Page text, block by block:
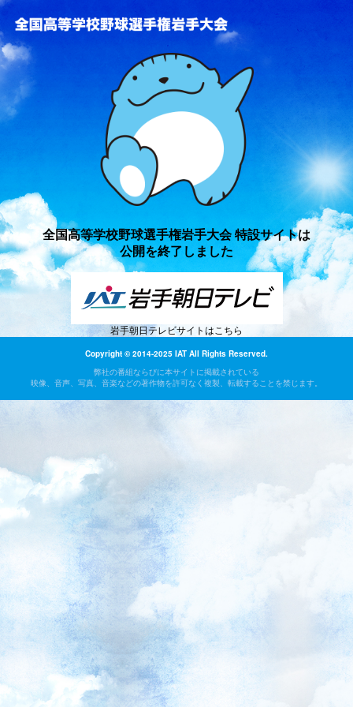
全国高等学校野球選手権岩手大会 特設サイトは
公開を終了しました
岩手朝日テレビサイトはこちら
Copyright © 2014-2025 IAT All Rights Reserved.
弊社の番組ならびに本サイトに掲載されている
映像、音声、写真、音楽などの著作物を許可なく複製、転載することを禁じます。